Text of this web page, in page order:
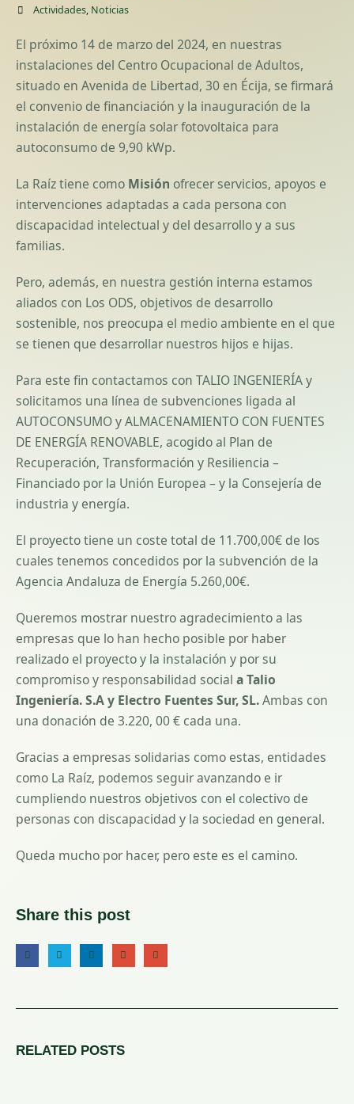
Actividades, Noticias
El próximo 14 de marzo del 2024, en nuestras
instalaciones del Centro Ocupacional de Adultos,
situado en Avenida de Libertad, 30 en Écija, se firmará
el convenio de financiación y la inauguración de la
instalación de energía solar fotovoltaica para
autoconsumo de 9,90 kWp.
La Raíz tiene como Misión ofrecer servicios, apoyos e
intervenciones adaptadas a cada persona con
discapacidad intelectual y del desarrollo y a sus
familias.
Pero, además, en nuestra gestión interna estamos
aliados con Los ODS, objetivos de desarrollo
sostenible, nos preocupa el medio ambiente en el que
se tienen que desarrollar nuestros hijos e hijas.
Para este fin contactamos con TALIO INGENIERÍA y
solicitamos una línea de subvenciones ligada al
AUTOCONSUMO y ALMACENAMIENTO CON FUENTES
DE ENERGÍA RENOVABLE, acogido al Plan de
Recuperación, Transformación y Resiliencia –
Financiado por la Unión Europea – y la Consejería de
industria y energía.
El proyecto tiene un coste total de 11.700,00€ de los
cuales tenemos concedidos por la subvención de la
Agencia Andaluza de Energía 5.260,00€.
Queremos mostrar nuestro agradecimiento a las
empresas que lo han hecho posible por haber
realizado el proyecto y la instalación y por su
compromiso y responsabilidad social a Talio
Ingeniería. S.A y Electro Fuentes Sur, SL.Ambas con
una donación de 3.220, 00 € cada una.
Gracias a empresas solidarias como estas, entidades
como La Raíz, podemos seguir avanzando e ir
cumpliendo nuestros objetivos con el colectivo de
personas con discapacidad y la sociedad en general.
Queda mucho por hacer, pero este es el camino.
Share this post
RELATED POSTS